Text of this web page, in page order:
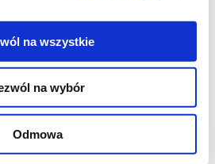
na wszystkie
na wybór
Odmowa
na blaszce wyłożonej
zachowując
Wstawiamy do piekarnika
stopni na około 12-14